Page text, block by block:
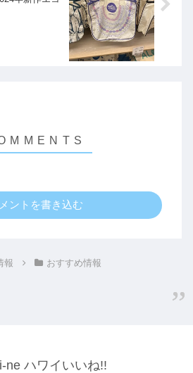
ントを書き込む
報 おすすめ情報
ne ハワイいいね!!